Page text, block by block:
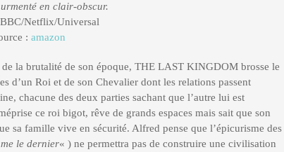
en clair-obscur.
Netflix/Universal
: amazon
de la brutalité de son époque, THE LAST KINGDOM brosse le
d’un Roi et de son Chevalier dont les relations passent
chacune des deux parties sachant que l’autre lui est
ce roi bigot, rêve de grands espaces mais sait que son
sa famille vive en sécurité. Alfred pense que l’épicurisme des
le dernier« ) ne permettra pas de construire une civilisation